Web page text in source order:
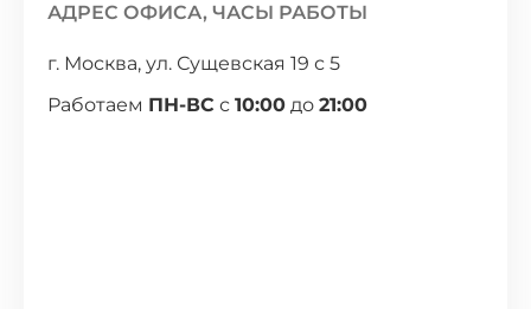
АДРЕС ОФИСА, ЧАСЫ РАБОТЫ
г. Москва, ул. Сущевская 19 с 5
Работаем ПН-ВС с 10:00 до 21:00